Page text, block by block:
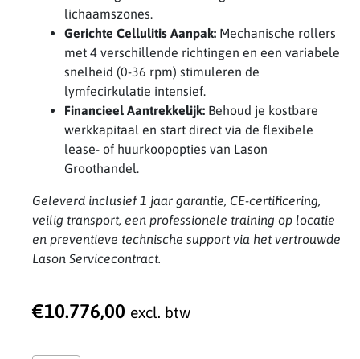
lichaamszones.
Gerichte Cellulitis Aanpak: Mechanische rollers
met 4 verschillende richtingen en een variabele
snelheid (0-36 rpm) stimuleren de
lymfecirkulatie intensief.
Financieel Aantrekkelijk: Behoud je kostbare
werkkapitaal en start direct via de flexibele
lease- of huurkoopopties van Lason
Groothandel.
Geleverd inclusief 1 jaar garantie, CE-certificering,
veilig transport, een professionele training op locatie
en preventieve technische support via het vertrouwde
Lason Servicecontract.
€10.776,00 excl. btw